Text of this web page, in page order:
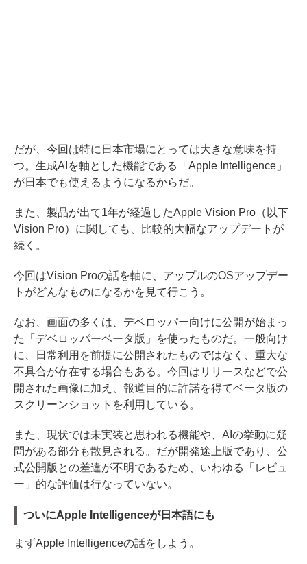
だが、今回は特に日本市場にとっては大きな意味を持
つ。生成AIを軸とした機能である「Apple Intelligence」
が日本でも使えるようになるからだ。
また、製品が出て1年が経過したApple Vision Pro（以下
Vision Pro）に関しても、比較的大幅なアップデートが
続く。
今回はVision Proの話を軸に、アップルのOSアップデー
トがどんなものになるかを見て行こう。
なお、画面の多くは、デベロッパー向けに公開が始まっ
た「デベロッパーベータ版」を使ったものだ。一般向け
に、日常利用を前提に公開されたものではなく、重大な
不具合が存在する場合もある。今回はリリースなどで公
開された画像に加え、報道目的に許諾を得てベータ版の
スクリーンショットを利用している。
また、現状では未実装と思われる機能や、AIの挙動に疑
問がある部分も散見される。だが開発途上版であり、公
式公開版との差違が不明であるため、いわゆる「レビュ
ー」的な評価は行なっていない。
ついにApple Intelligenceが日本語にも
まずApple Intelligenceの話をしよう。